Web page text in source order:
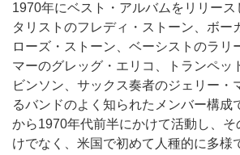
1970年にベスト・アルバムをリリー
タリストのフレディ・ストーン、ボー
ローズ・ストーン、ベーシストのラリ
マーのグレッグ・エリコ、トランペッ
ビンソン、サックス奏者のジェリー・
るバンドのよく知られたメンバー構成
から1970年代前半にかけて活動し、
けでなく、米国で初めて人種的に多様